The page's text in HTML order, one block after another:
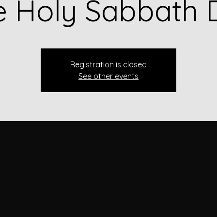
Holy Sabbath
Registration is closed
See other events